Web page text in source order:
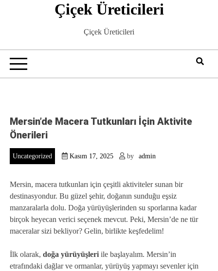
Çiçek Üreticileri
Çiçek Üreticileri
Mersin’de Macera Tutkunları İçin Aktivite
Önerileri
Uncategorized Kasım 17, 2025 by admin
Mersin, macera tutkunları için çeşitli aktiviteler sunan bir
destinasyondur. Bu güzel şehir, doğanın sunduğu eşsiz
manzaralarla dolu. Doğa yürüyüşlerinden su sporlarına kadar
birçok heyecan verici seçenek mevcut. Peki, Mersin’de ne tür
maceralar sizi bekliyor? Gelin, birlikte keşfedelim!
İlk olarak, doğa yürüyüşleri ile başlayalım. Mersin’in
etrafındaki dağlar ve ormanlar, yürüyüş yapmayı sevenler için